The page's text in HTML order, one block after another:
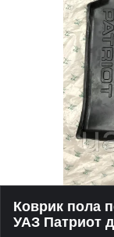
Коврик пола
УАЗ Патриот